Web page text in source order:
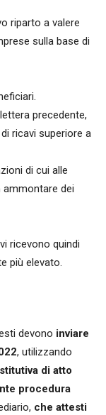
riparto a valere
sulla base di
precedente,
ricavi superiore a
di cui alle
dei
ricevono quindi
più elevato.
devono inviare
, utilizzando
di atto
procedura
che attesti